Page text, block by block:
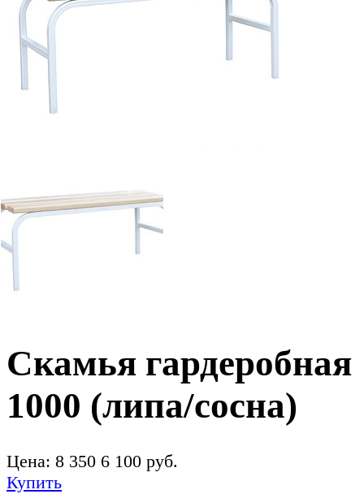
Скамья гардеробная
1000 (липа/сосна)
Цена: 8 350 6 100 руб.
Купить